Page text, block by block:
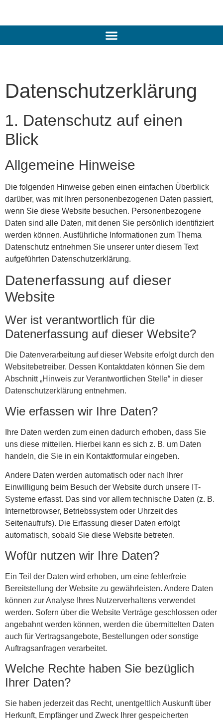
Datenschutz­erklärung
1. Datenschutz auf einen
Blick
Allgemeine Hinweise
Die folgenden Hinweise geben einen einfachen Überblick
darüber, was mit Ihren personenbezogenen Daten passiert,
wenn Sie diese Website besuchen. Personenbezogene
Daten sind alle Daten, mit denen Sie persönlich identifiziert
werden können. Ausführliche Informationen zum Thema
Datenschutz entnehmen Sie unserer unter diesem Text
aufgeführten Datenschutzerklärung.
Datenerfassung auf dieser
Website
Wer ist verantwortlich für die
Datenerfassung auf dieser Website?
Die Datenverarbeitung auf dieser Website erfolgt durch den
Websitebetreiber. Dessen Kontaktdaten können Sie dem
Abschnitt „Hinweis zur Verantwortlichen Stelle“ in dieser
Datenschutzerklärung entnehmen.
Wie erfassen wir Ihre Daten?
Ihre Daten werden zum einen dadurch erhoben, dass Sie
uns diese mitteilen. Hierbei kann es sich z. B. um Daten
handeln, die Sie in ein Kontaktformular eingeben.
Andere Daten werden automatisch oder nach Ihrer
Einwilligung beim Besuch der Website durch unsere IT-
Systeme erfasst. Das sind vor allem technische Daten (z. B.
Internetbrowser, Betriebssystem oder Uhrzeit des
Seitenaufrufs). Die Erfassung dieser Daten erfolgt
automatisch, sobald Sie diese Website betreten.
Wofür nutzen wir Ihre Daten?
Ein Teil der Daten wird erhoben, um eine fehlerfreie
Bereitstellung der Website zu gewährleisten. Andere Daten
können zur Analyse Ihres Nutzerverhaltens verwendet
werden. Sofern über die Website Verträge geschlossen oder
angebahnt werden können, werden die übermittelten Daten
auch für Vertragsangebote, Bestellungen oder sonstige
Auftragsanfragen verarbeitet.
Welche Rechte haben Sie bezüglich
Ihrer Daten?
Sie haben jederzeit das Recht, unentgeltlich Auskunft über
Herkunft, Empfänger und Zweck Ihrer gespeicherten